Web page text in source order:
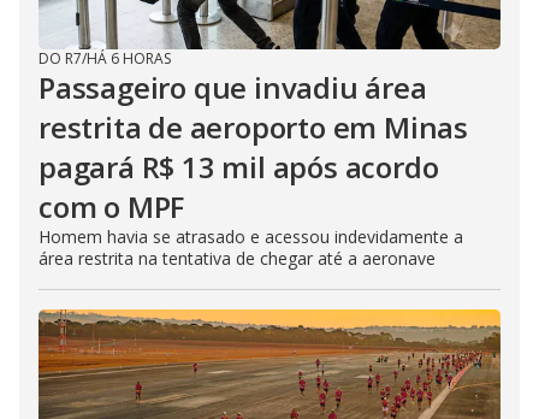
DO R7/HÁ 6 HORAS
Passageiro que invadiu área
restrita de aeroporto em Minas
pagará R$ 13 mil após acordo
com o MPF
Homem havia se atrasado e acessou indevidamente a
área restrita na tentativa de chegar até a aeronave